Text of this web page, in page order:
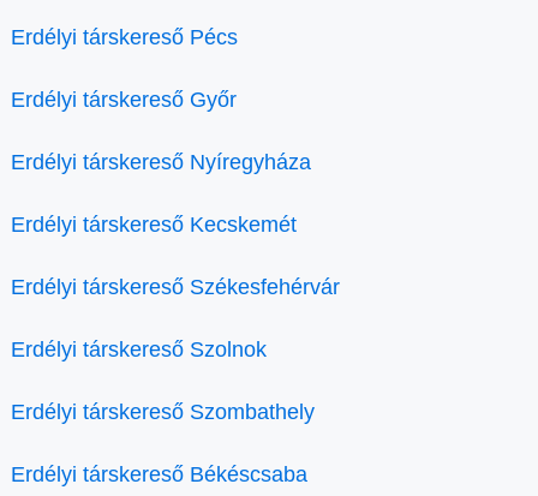
Erdélyi társkereső Pécs
Erdélyi társkereső Győr
Erdélyi társkereső Nyíregyháza
Erdélyi társkereső Kecskemét
Erdélyi társkereső Székesfehérvár
Erdélyi társkereső Szolnok
Erdélyi társkereső Szombathely
Erdélyi társkereső Békéscsaba